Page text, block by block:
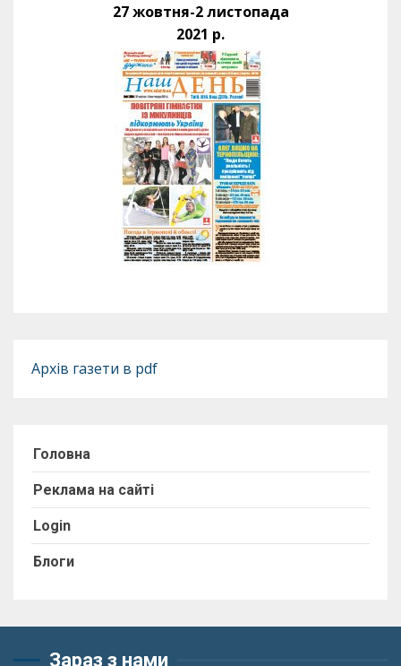
27 жовтня-2 листопада
2021 р.
Архів газети в pdf
Головна
Реклама на сайті
Login
Блоги
Зараз з нами